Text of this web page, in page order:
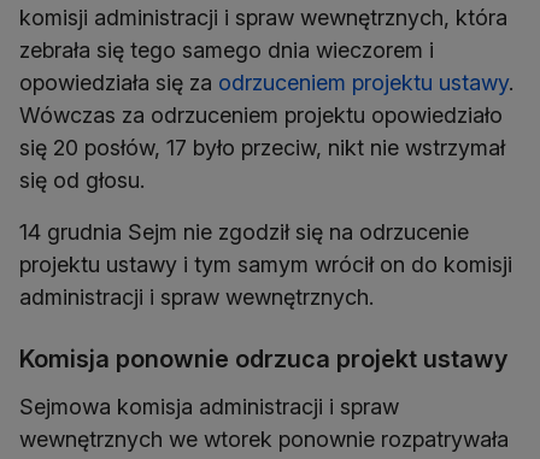
komisji administracji i spraw wewnętrznych, która
zebrała się tego samego dnia wieczorem i
opowiedziała się za odrzuceniem projektu ustawy.
Wówczas za odrzuceniem projektu opowiedziało
się 20 posłów, 17 było przeciw, nikt nie wstrzymał
się od głosu.
14 grudnia Sejm nie zgodził się na odrzucenie
projektu ustawy i tym samym wrócił on do komisji
administracji i spraw wewnętrznych.
Komisja ponownie odrzuca projekt ustawy
Sejmowa komisja administracji i spraw
wewnętrznych we wtorek ponownie rozpatrywała